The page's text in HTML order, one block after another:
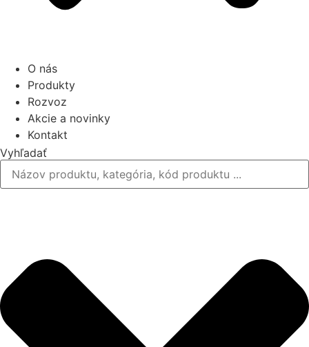
O nás
Produkty
Rozvoz
Akcie a novinky
Kontakt
Vyhľadať